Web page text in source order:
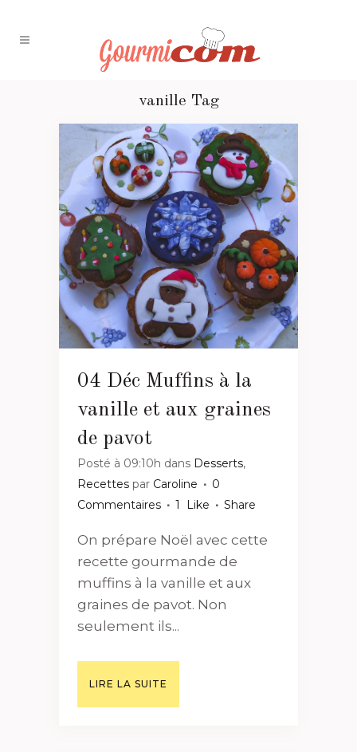
vanille Tag
04 Déc Muffins à la
vanille et aux graines
de pavot
Posté à 09:10h dans Desserts,
Recettes par Caroline
0
Commentaires
1 Like Share
On prépare Noël avec cette
recette gourmande de
muffins à la vanille et aux
graines de pavot. Non
seulement ils...
LIRE LA SUITE